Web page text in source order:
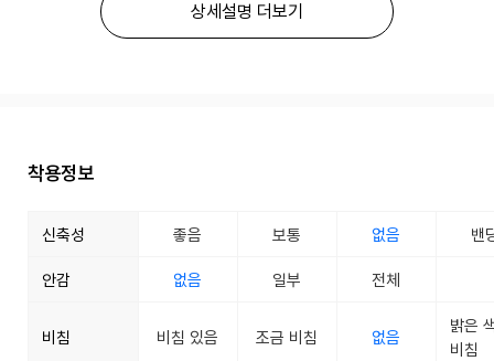
상세설명 더보기
착용정보
신축성 좋음 보통 없음 밴
안감 없음 일부 전체
비침 비침 있음 조금 비침 없음
밝은
비침